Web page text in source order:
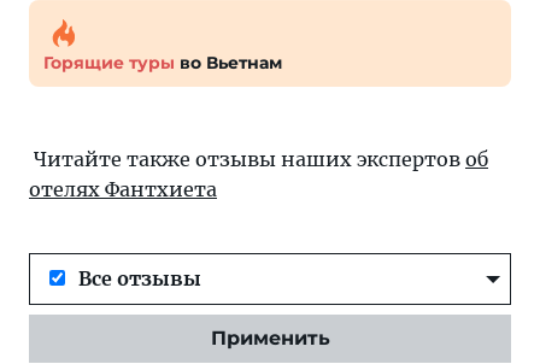
Горящие туры во Вьетнам
Читайте также отзывы наших экспертов об
отелях Фантхиета
Все отзывы
Применить